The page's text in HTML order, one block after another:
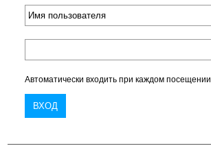
Автоматически входить при каждом посещении